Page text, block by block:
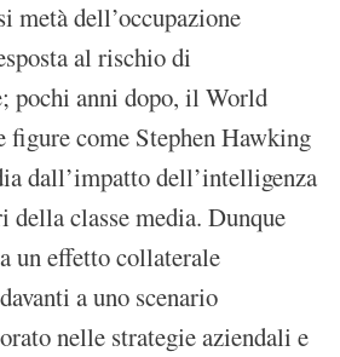
metà dell’occupazione
al rischio di
pochi anni dopo, il World
figure come Stephen Hawking
dall’impatto dell’intelligenza
classe media. Dunque
un effetto collaterale
a uno scenario
nelle strategie aziendali e